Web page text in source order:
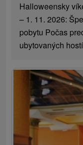
Halloweensky
– 1. 11. 2026:
pobytu Počas
ubytovaných